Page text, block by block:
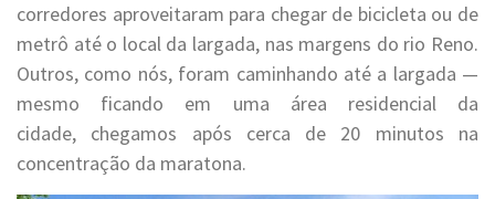
corredores aproveitaram para chegar de bicicleta ou de
metrô até o local da largada, nas margens do rio Reno.
Outros, como nós, foram caminhando até a largada —
mesmo ficando em uma área residencial da
cidade, chegamos após cerca de 20 minutos na
concentração da maratona.